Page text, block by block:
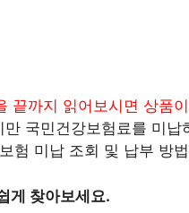
끝까지 읽어보시면 상품
국민건강보험료를 미
험 미납 조회 및 납부 방
게 찾아보세요.